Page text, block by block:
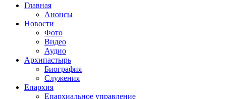
Главная
Анонсы
Новости
Фото
Видео
Аудио
Архипастырь
Биография
Служения
Епархия
Епархиальное управление